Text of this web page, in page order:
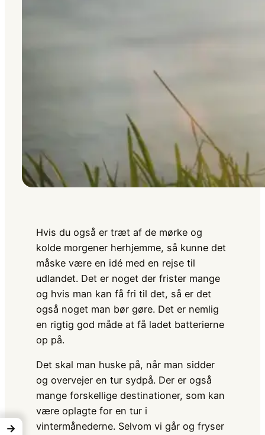
Hvis du også er træt af de mørke og
kolde morgener herhjemme, så kunne det
måske være en idé med en rejse til
udlandet. Det er noget der frister mange
og hvis man kan få fri til det, så er det
også noget man bør gøre. Det er nemlig
en rigtig god måde at få ladet batterierne
op på.
Det skal man huske på, når man sidder
og overvejer en tur sydpå. Der er også
mange forskellige destinationer, som kan
være oplagte for en tur i
vintermånederne. Selvom vi går og fryser
→